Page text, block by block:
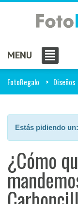
MENU
FotoRegalo Diseños
Estás pidiendo un:
¿Cómo